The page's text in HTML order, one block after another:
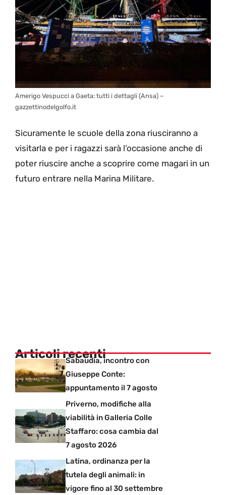
Amerigo Vespucci a Gaeta: tutti i dettagli (Ansa) –
gazzettinodelgolfo.it
Sicuramente le scuole della zona riusciranno a
visitarla e per i ragazzi sarà l’occasione anche di
poter riuscire anche a scoprire come magari in un
futuro entrare nella Marina Militare.
Articoli recentiSabaudia, incontro con
Giuseppe Conte:
appuntamento il 7 agosto
Priverno, modifiche alla
viabilità in Galleria Colle
Staffaro: cosa cambia dal
7 agosto 2026
Latina, ordinanza per la
tutela degli animali: in
vigore fino al 30 settembre